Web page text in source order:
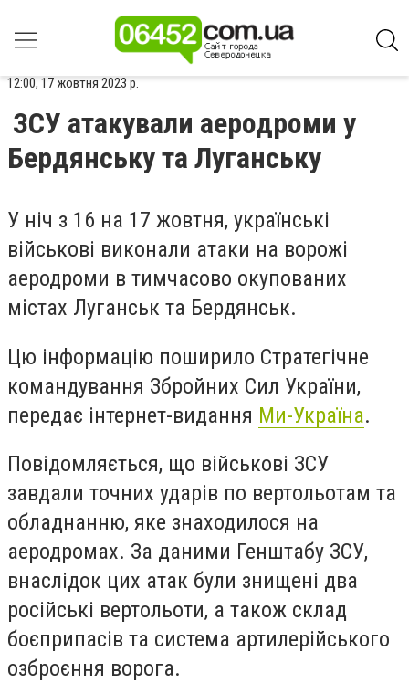
12:00, 17 жовтня 2023 р.
ЗСУ атакували аеродроми у
Бердянську та Луганську
У ніч з 16 на 17 жовтня, українські
військові виконали атаки на ворожі
аеродроми в тимчасово окупованих
містах Луганськ та Бердянськ.
Цю інформацію поширило Стратегічне
командування Збройних Сил України,
передає інтернет-видання Ми-Україна.
Повідомляється, що військові ЗСУ
завдали точних ударів по вертольотам та
обладнанню, яке знаходилося на
аеродромах. За даними Генштабу ЗСУ,
внаслідок цих атак були знищені два
російські вертольоти, а також склад
боєприпасів та система артилерійського
озброєння ворога.